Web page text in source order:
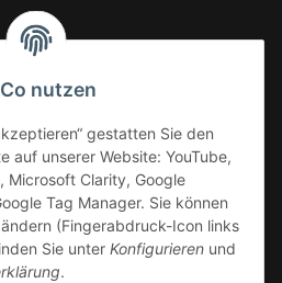
nutzen
gestatten Sie den
auf unserer Website: YouTube,
Microsoft Clarity, Google
Tag Manager. Sie können
(Fingerabdruck-Icon links
Sie unter Konfigurieren und
.